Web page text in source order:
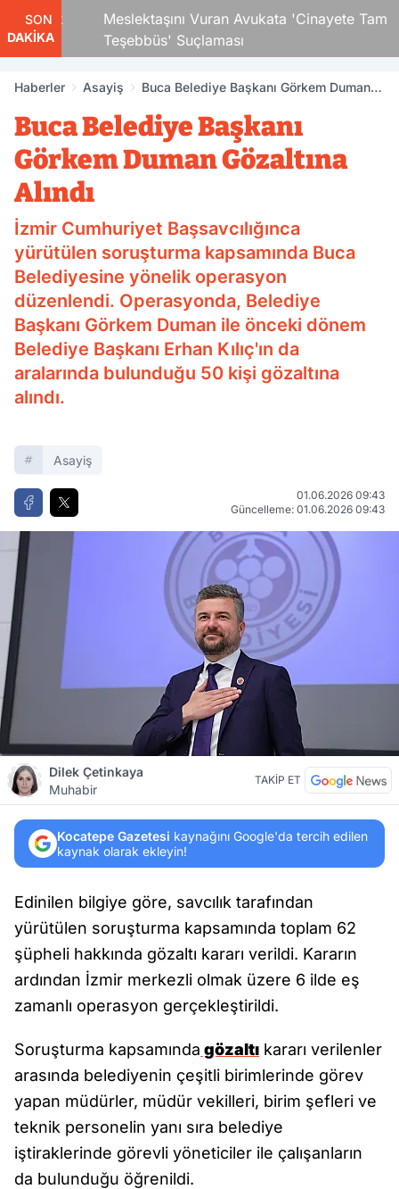
SON
DAKİKA
Meslektaşını Vuran Avukata 'Cinayete Tam
Teşebbüs' Suçlaması
Haberler Asayiş
Buca Belediye Başkanı Görkem Duman
Buca Belediye Başkanı
Görkem Duman Gözaltına
Alındı
İzmir Cumhuriyet Başsavcılığınca
yürütülen soruşturma kapsamında Buca
Belediyesine yönelik operasyon
düzenlendi. Operasyonda, Belediye
Başkanı Görkem Duman ile önceki dönem
Belediye Başkanı Erhan Kılıç'ın da
aralarında bulunduğu 50 kişi gözaltına
alındı.
Asayiş
01.06.2026 09:43
Güncelleme: 01.06.2026 09:43
Dilek Çetinkaya
Muhabir
TAKİP ET
Kocatepe Gazetesi kaynağını Google'da tercih edilen
kaynak olarak ekleyin!
Edinilen bilgiye göre, savcılık tarafından
yürütülen soruşturma kapsamında toplam 62
şüpheli hakkında gözaltı kararı verildi. Kararın
ardından İzmir merkezli olmak üzere 6 ilde eş
zamanlı operasyon gerçekleştirildi.
Soruşturma kapsamında gözaltı kararı verilenler
arasında belediyenin çeşitli birimlerinde görev
yapan müdürler, müdür vekilleri, birim şefleri ve
teknik personelin yanı sıra belediye
iştiraklerinde görevli yöneticiler ile çalışanların
da bulunduğu öğrenildi.